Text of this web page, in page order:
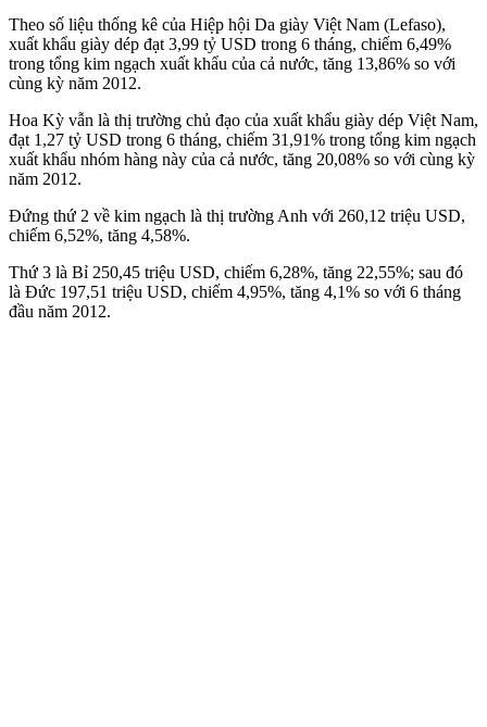
Theo số liệu thống kê của Hiệp hội Da giày Việt Nam (Lefaso),
xuất khẩu giày dép đạt 3,99 tỷ USD trong 6 tháng, chiếm 6,49%
trong tổng kim ngạch xuất khẩu của cả nước, tăng 13,86% so với
cùng kỳ năm 2012.
Hoa Kỳ vẫn là thị trường chủ đạo của xuất khẩu giày dép Việt Nam,
đạt 1,27 tỷ USD trong 6 tháng, chiếm 31,91% trong tổng kim ngạch
xuất khẩu nhóm hàng này của cả nước, tăng 20,08% so với cùng kỳ
năm 2012.
Đứng thứ 2 về kim ngạch là thị trường Anh với 260,12 triệu USD,
chiếm 6,52%, tăng 4,58%.
Thứ 3 là Bỉ 250,45 triệu USD, chiếm 6,28%, tăng 22,55%; sau đó
là Đức 197,51 triệu USD, chiếm 4,95%, tăng 4,1% so với 6 tháng
đầu năm 2012.